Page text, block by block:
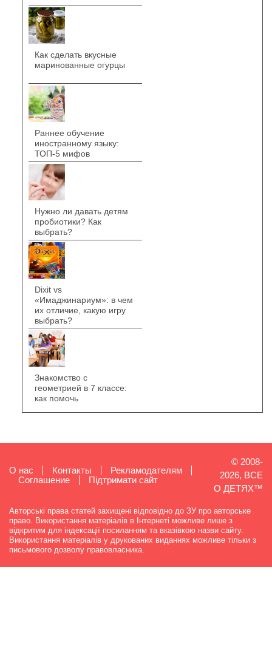
Как сделать вкусные
маринованные огурцы
Раннее обучение
иностранному языку:
ТОП-5 мифов
Нужно ли давать детям
пробиотики? Как
выбрать?
Dixit vs
«Имаджинариум»: в чем
их отличие, какую игру
выбрать?
Знакомство с
геометрией в 7 классе:
как помочь
О нас Контакты
Рекламодателям
Cоглашение
Підтримати сайт
© 2008-
2026, ВСЕ
О ДЕТЯХ™
Авторські права статей захищені відповідно до ЗУ про авторське
право. Використання матеріалів в Інтернеті можливе лише з
відкритим для індексації посиланням та вказівкою назви сайту.
Використання матеріалів у друкованих виданнях можливе тільки з
письмового дозволу правовласника.